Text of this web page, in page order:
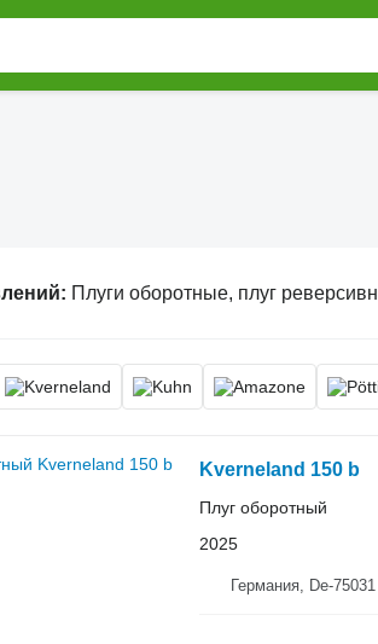
Плуги оборотные, плуг
Kverneland 150 b
Плуг оборотный
2025
Германия, De-